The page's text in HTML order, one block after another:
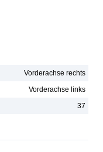
Vorderachse rechts
Vorderachse links
37